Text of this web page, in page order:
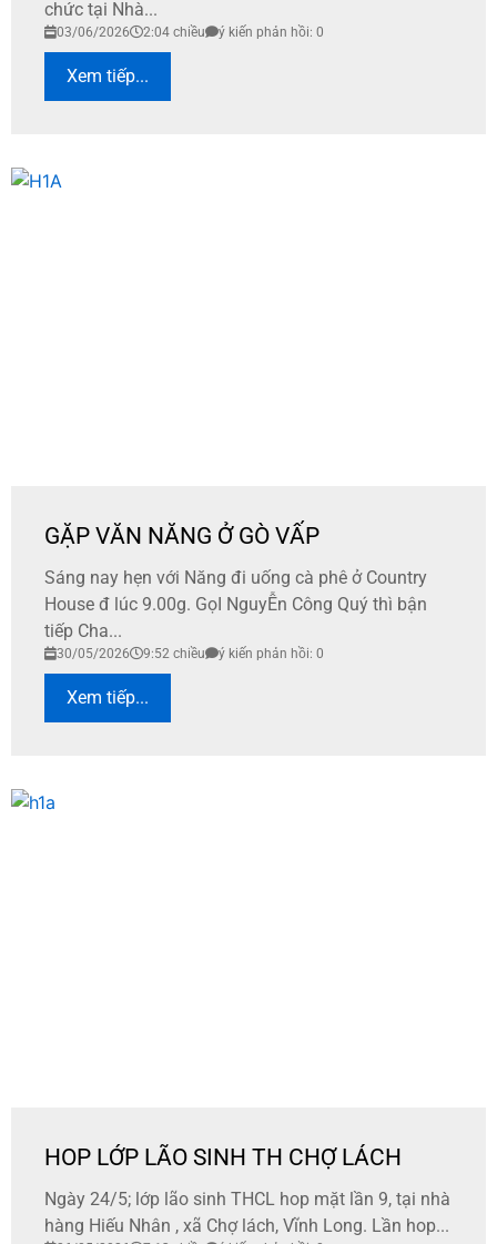
chức tại Nhà...
03/06/2026 2:04 chiều ý kiến phản hồi: 0
Xem tiếp...
GẶP VĂN NĂNG Ở GÒ VẤP
Sáng nay hẹn với Năng đi uống cà phê ở Country
House đ lúc 9.00g. GọI NguyỄn Công Quý thì bận
tiếp Cha...
30/05/2026 9:52 chiều ý kiến phản hồi: 0
Xem tiếp...
HOP LỚP LÃO SINH TH CHỢ LÁCH
Ngày 24/5; lớp lão sinh THCL hop mặt lần 9, tại nhà
hàng Hiếu Nhân , xã Chợ lách, Vĩnh Long. Lần hop...